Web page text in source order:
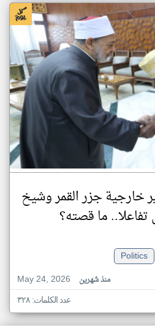
خارجية جزر القمر وشيخ
تفاعلا.. ما قصته؟
Politics
May 24, 2026
منذ شهرين
عدد الكلمات: ٣٢٨